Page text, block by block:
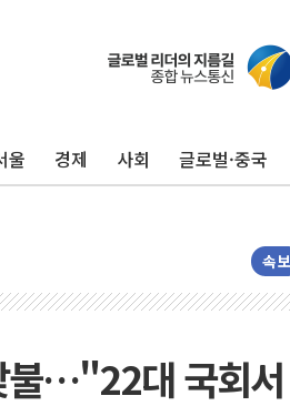
울 경제 사회 글로벌·중국
속보
…"22대 국회서